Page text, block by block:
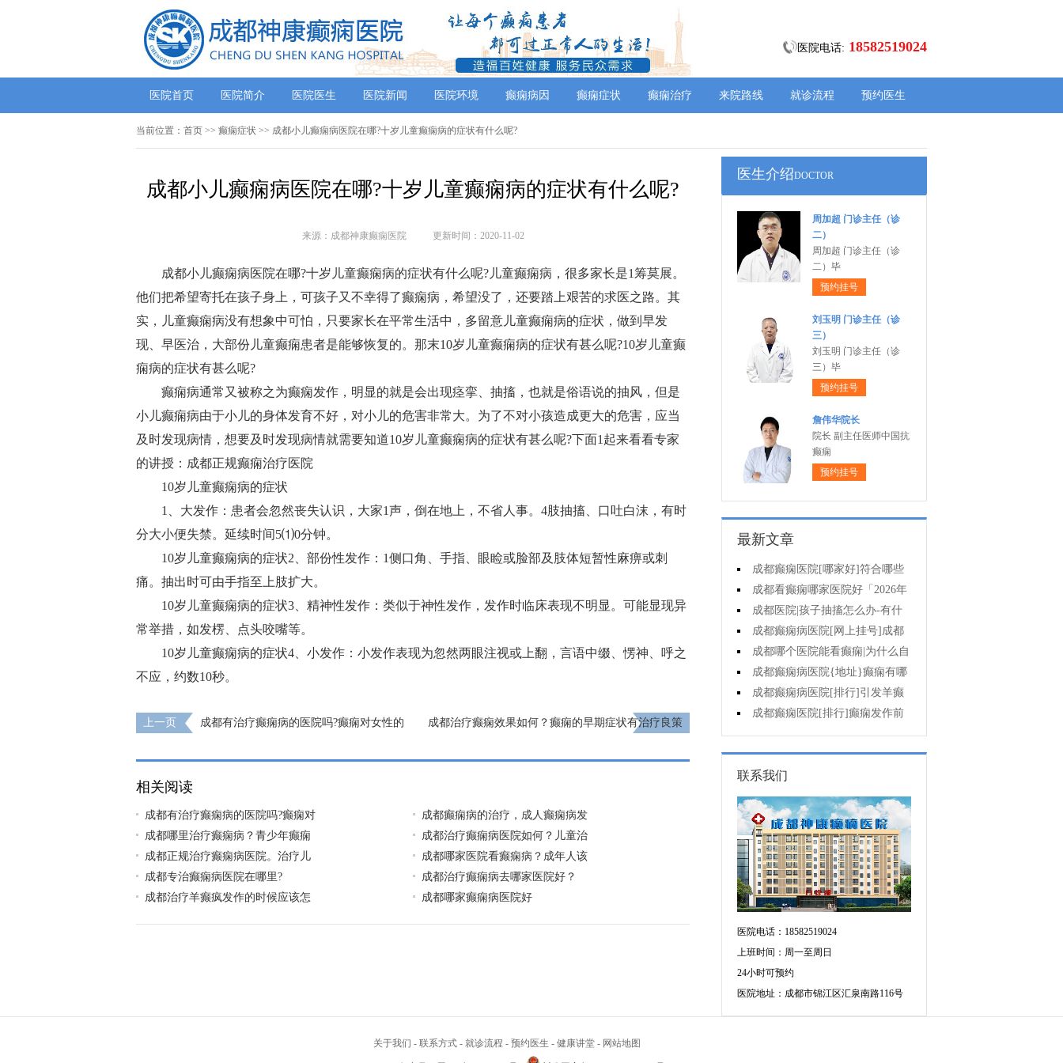
医院电话: 18582519024
医院首页 医院简介 医院医生 医院新闻 医院环境 癫痫病因 癫痫症状 癫痫治疗 来院路线 就诊流程 预约医生
当前位置： 首页 >> 癫痫症状 >> 成都小儿癫痫病医院在哪?十岁儿童癫痫病的症状有什么呢?
成都小儿癫痫病医院在哪?十岁儿童癫痫病的症状有什么呢?
来源：成都神康癫痫医院 更新时间：2020-11-02
成都小儿癫痫病医院在哪?十岁儿童癫痫病的症状有什么呢?儿童癫痫病，很多家长是1筹莫展。
他们把希望寄托在孩子身上，可孩子又不幸得了癫痫病，希望没了，还要踏上艰苦的求医之路。其
实，儿童癫痫病没有想象中可怕，只要家长在平常生活中，多留意儿童癫痫病的症状，做到早发
现、早医治，大部份儿童癫痫患者是能够恢复的。那末10岁儿童癫痫病的症状有甚么呢?10岁儿童癫
痫病的症状有甚么呢?
癫痫病通常又被称之为癫痫发作，明显的就是会出现痉挛、抽搐，也就是俗语说的抽风，但是
小儿癫痫病由于小儿的身体发育不好，对小儿的危害非常大。为了不对小孩造成更大的危害，应当
及时发现病情，想要及时发现病情就需要知道10岁儿童癫痫病的症状有甚么呢?下面1起来看看专家
的讲授： 成都正规癫痫治疗医院
10岁儿童癫痫病的症状
1、大发作：患者会忽然丧失认识，大家1声，倒在地上，不省人事。4肢抽搐、口吐白沫，有时
分大小便失禁。延续时间5⑴0分钟。
10岁儿童癫痫病的症状2、部份性发作：1侧口角、手指、眼睑或脸部及肢体短暂性麻痹或刺
痛。抽出时可由手指至上肢扩大。
10岁儿童癫痫病的症状3、精神性发作：类似于神性发作，发作时临床表现不明显。可能显现异
常举措，如发楞、点头咬嘴等。
10岁儿童癫痫病的症状4、小发作：小发作表现为忽然两眼注视或上翻，言语中缀、愣神、呼之
不应，约数10秒。
上一页
成都有治疗癫痫病的医院吗?癫痫对女性的
成都治疗癫痫效果如何？癫痫的早期症状有治疗良策
相关阅读
成都有治疗癫痫病的医院吗?癫痫对
成都癫痫病的治疗，成人癫痫病发
成都哪里治疗癫痫病？青少年癫痫
成都治疗癫痫病医院如何？儿童治
成都正规治疗癫痫病医院。治疗儿
成都哪家医院看癫痫病？成年人该
成都专治癫痫病医院在哪里?
成都治疗癫痫病去哪家医院好？
成都治疗羊癫疯发作的时候应该怎
成都哪家癫痫病医院好
医生介绍DOCTOR
周加超 门诊主任（诊
二）
周加超 门诊主任（诊
二）毕
预约挂号
刘玉明 门诊主任（诊
三）
刘玉明 门诊主任（诊
三）毕
预约挂号
詹伟华院长
院长 副主任医师中国抗
癫痫
预约挂号
最新文章
成都癫痫医院[哪家好]符合哪些
条件可减药、停药?
成都看癫痫哪家医院好「2026年
度公布」孩子高烧不退当心变成癫
痫!
成都医院|孩子抽搐怎么办-有什
么好的方法可以预防癫痫发作?
成都癫痫病医院[网上挂号]成都
哪里有治疗癫痫的中医?
成都哪个医院能看癫痫|为什么自
己会得癫痫病?
成都癫痫病医院{地址}癫痫有哪
些危害?
成都癫痫病医院[排行]引发羊癫
疯的因素有哪些?
成都癫痫医院[排行]癫痫发作前
有感觉吗?
联系我们
医院电话：18582519024
上班时间：周一至周日
24小时可预约
医院地址：成都市锦江区汇泉南路116号
关于我们 - 联系方式 - 就诊流程 - 预约医生 - 健康讲堂 - 网站地图